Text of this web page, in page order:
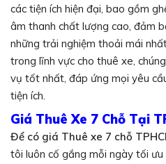
các tiện ích hiện đại, bao gồm
âm thanh chất lượng cao, đảm
những trải nghiệm thoải mái
trong lĩnh vực cho thuê xe,
vụ tốt nhất, đáp ứng mọi yêu
tiện ích.
Giá Thuê Xe 7 Chỗ Tại
Để có giá Thuê xe 7 chỗ
tôi luôn cố gắng mỗi ngày tối ưu